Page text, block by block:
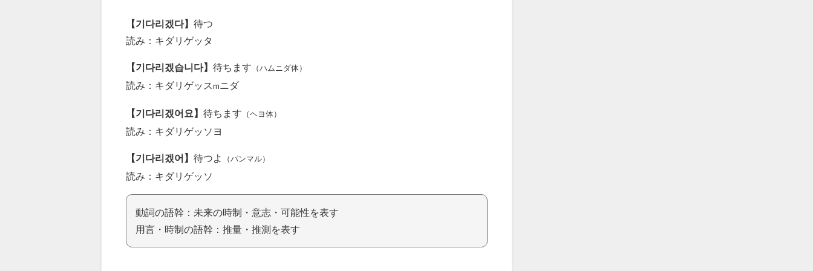
【기다리겠다】 待つ
読み：キダリゲッタ
【기다리겠습니다】 待ちます （ハムニダ体）
読み：キダリゲッスmニダ
【기다리겠어요】 待ちます （ヘヨ体）
読み：キダリゲッソヨ
【기다리겠어】 待つよ （パンマル）
読み：キダリゲッソ
動詞の語幹：未来の時制・意志・可能性を表す
用言・時制の語幹：推量・推測を表す